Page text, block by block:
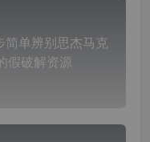
简单辨别思杰马克
假破解资源